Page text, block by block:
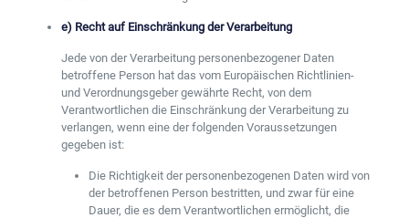
e) Recht auf Einschränkung der Verarbeitung
Jede von der Verarbeitung personenbezogener Daten
betroffene Person hat das vom Europäischen Richtlinien-
und Verordnungsgeber gewährte Recht, von dem
Verantwortlichen die Einschränkung der Verarbeitung zu
verlangen, wenn eine der folgenden Voraussetzungen
gegeben ist:
Die Richtigkeit der personenbezogenen Daten wird von
der betroffenen Person bestritten, und zwar für eine
Dauer, die es dem Verantwortlichen ermöglicht, die